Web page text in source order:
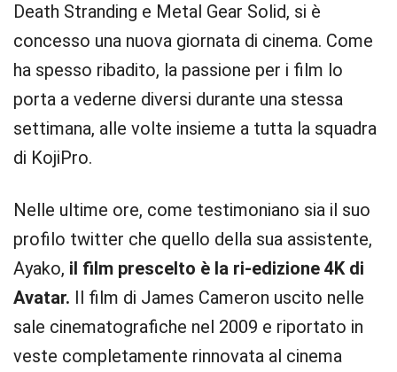
Death Stranding e Metal Gear Solid, si è
concesso una nuova giornata di cinema. Come
ha spesso ribadito, la passione per i film lo
porta a vederne diversi durante una stessa
settimana, alle volte insieme a tutta la squadra
di KojiPro.
Nelle ultime ore, come testimoniano sia il suo
profilo twitter che quello della sua assistente,
Ayako, il film prescelto è la ri-edizione 4K di
Avatar. Il film di James Cameron uscito nelle
sale cinematografiche nel 2009 e riportato in
veste completamente rinnovata al cinema